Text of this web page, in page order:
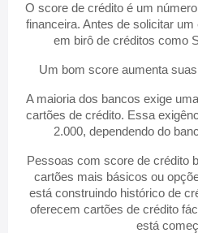
O score de crédito é um
financeira. Antes de solicitar
em birô de créditos como
Um bom score aumenta
A maioria dos bancos exige
cartões de crédito. Essa
2.000, dependendo do
Pessoas com score de crédito
cartões mais básicos ou
está construindo histórico de
oferecem cartões de crédito
está